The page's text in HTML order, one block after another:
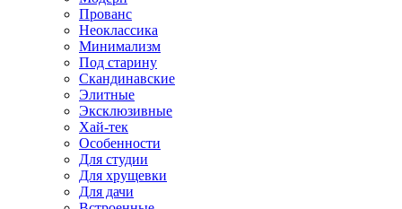
Прованс
Неоклассика
Минимализм
Под старину
Скандинавские
Элитные
Эксклюзивные
Хай-тек
Особенности
Для студии
Для хрущевки
Для дачи